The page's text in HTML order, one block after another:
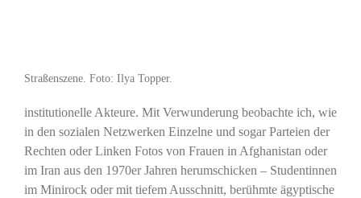
Straßenszene. Foto: Ilya Topper.
institutionelle Akteure. Mit Verwunderung beobachte ich, wie
in den sozialen Netzwerken Einzelne und sogar Parteien der
Rechten oder Linken Fotos von Frauen in Afghanistan oder
im Iran aus den 1970er Jahren herumschicken – Studentinnen
im Minirock oder mit tiefem Ausschnitt, berühmte ägyptische